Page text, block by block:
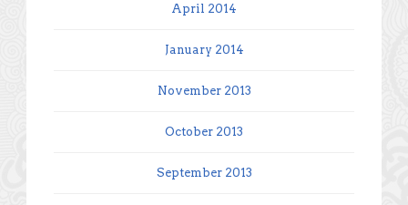
April 2014
January 2014
November 2013
October 2013
September 2013